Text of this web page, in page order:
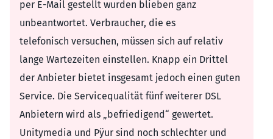
per E-Mail gestellt wurden blieben ganz
unbeantwortet. Verbraucher, die es
telefonisch versuchen, müssen sich auf relativ
lange Wartezeiten einstellen. Knapp ein Drittel
der Anbieter bietet insgesamt jedoch einen guten
Service. Die Servicequalität fünf weiterer DSL
Anbietern wird als „befriedigend“ gewertet.
Unitymedia und Pÿur sind noch schlechter und